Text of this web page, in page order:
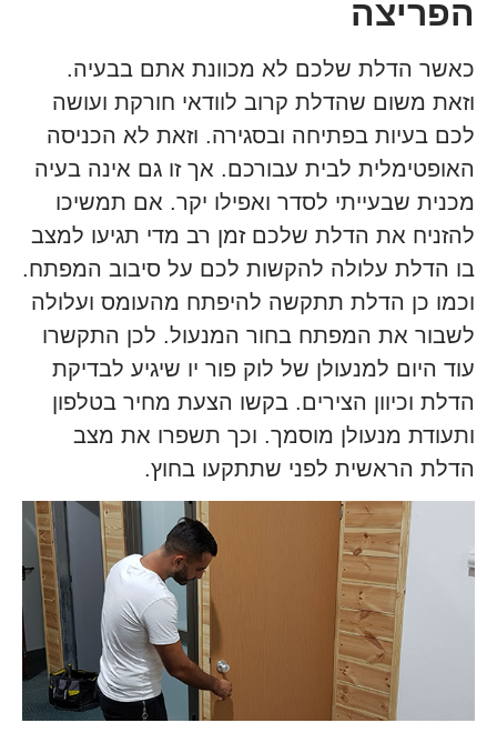
הפריצה
כאשר הדלת שלכם לא מכוונת אתם בבעיה.
וזאת משום שהדלת קרוב לוודאי חורקת ועושה
לכם בעיות בפתיחה ובסגירה. וזאת לא הכניסה
האופטימלית לבית עבורכם. אך זו גם אינה בעיה
מכנית שבעייתי לסדר ואפילו יקר. אם תמשיכו
להזניח את הדלת שלכם זמן רב מדי תגיעו למצב
בו הדלת עלולה להקשות לכם על סיבוב המפתח.
וכמו כן הדלת תתקשה להיפתח מהעומס ועלולה
לשבור את המפתח בחור המנעול. לכן התקשרו
עוד היום למנעולן של לוק פור יו שיגיע לבדיקת
הדלת וכיוון הצירים. בקשו הצעת מחיר בטלפון
ותעודת מנעולן מוסמך. וכך תשפרו את מצב
הדלת הראשית לפני שתתקעו בחוץ.